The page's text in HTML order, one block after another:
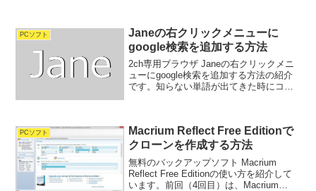
PCソフト
Janeの右クリックメニューに
google検索を追加する方法
2ch専用ブラウザ Janeの右クリックメニ
ューにgoogle検索を追加する方法の紹介
です。知らない単語が出てきた時にコピ
意のコマ...
PCソフト
Macrium Reflect Free Editionで
クローンを作成する方法
無料のバックアップソフト Macrium
Reflect Free Editionの使い方を紹介して
います。前回（4回目）は、Macrium